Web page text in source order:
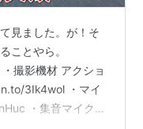
見ました。が！そ
ことやら。
撮影機材 アクショ
3Ik4wol ・マイ
・集音マイク